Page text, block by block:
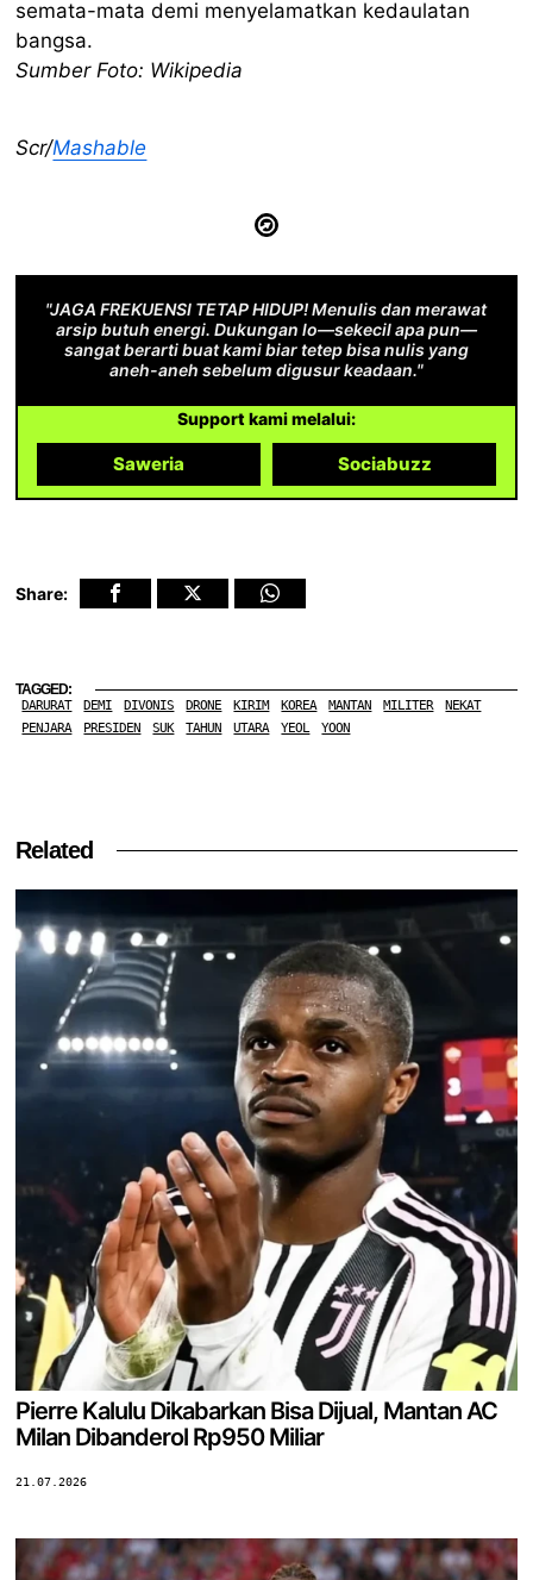
semata-mata demi menyelamatkan kedaulatan
bangsa.
Sumber Foto: Wikipedia
Scr/Mashable
"JAGA FREKUENSI TETAP HIDUP! Menulis dan merawat
arsip butuh energi. Dukungan lo—sekecil apa pun—
sangat berarti buat kami biar tetep bisa nulis yang
aneh-aneh sebelum digusur keadaan."
Support kami melalui:
Saweria Sociabuzz
Share:
TAGGED:
DARURAT DEMI DIVONIS DRONE KIRIM KOREA MANTAN MILITER
NEKAT
PENJARA
PRESIDEN SUK TAHUN UTARA YEOL YOON
Related
Pierre Kalulu Dikabarkan Bisa Dijual, Mantan AC
Milan Dibanderol Rp950 Miliar
21.07.2026